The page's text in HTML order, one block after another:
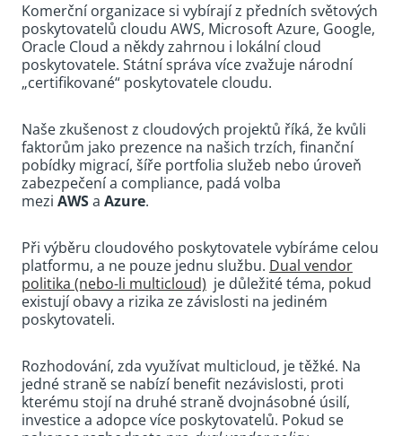
Komerční organizace si vybírají z předních světových
poskytovatelů cloudu AWS, Microsoft Azure, Google,
Oracle Cloud a někdy zahrnou i lokální cloud
poskytovatele. Státní správa více zvažuje národní
„certifikované“ poskytovatele cloudu.
Naše zkušenost z cloudových projektů říká, že kvůli
faktorům jako prezence na našich trzích, finanční
pobídky migrací, šíře portfolia služeb nebo úroveň
zabezpečení a compliance, padá volba
mezi AWSa Azure.
Při výběru cloudového poskytovatele vybíráme celou
platformu, a ne pouze jednu službu. Dual vendor
politika (nebo-li multicloud) je důležité téma, pokud
existují obavy a rizika ze závislosti na jediném
poskytovateli.
Rozhodování, zda využívat multicloud, je těžké. Na
jedné straně se nabízí benefit nezávislosti, proti
kterému stojí na druhé straně dvojnásobné úsilí,
investice a adopce více poskytovatelů. Pokud se